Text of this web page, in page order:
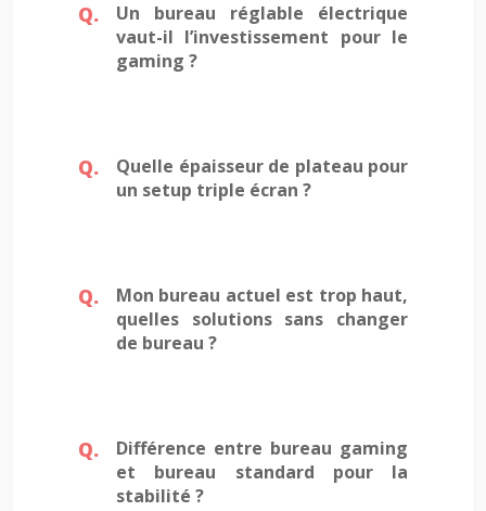
Un bureau réglable électrique
vaut-il l’investissement pour le
gaming ?
Quelle épaisseur de plateau pour
un setup triple écran ?
Mon bureau actuel est trop haut,
quelles solutions sans changer
de bureau ?
Différence entre bureau gaming
et bureau standard pour la
stabilité ?